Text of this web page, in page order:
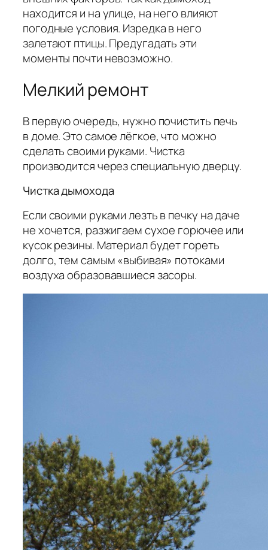
находится и на улице, на него влияют
погодные условия. Изредка в него
залетают птицы. Предугадать эти
моменты почти невозможно.
Мелкий ремонт
В первую очередь, нужно почистить печь
в доме. Это самое лёгкое, что можно
сделать своими руками. Чистка
производится через специальную дверцу.
Чистка дымохода
Если своими руками лезть в печку на даче
не хочется, разжигаем сухое горючее или
кусок резины. Материал будет гореть
долго, тем самым «выбивая» потоками
воздуха образовавшиеся засоры.